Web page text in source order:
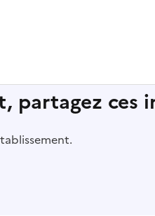
partagez